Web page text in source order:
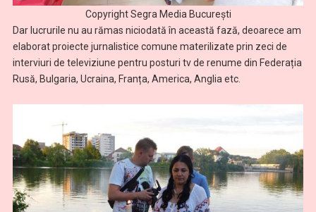
Copyright Segra Media București
Dar lucrurile nu au rămas niciodată în această fază, deoarece am
elaborat proiecte jurnalistice comune materilizate prin zeci de
interviuri de televiziune pentru posturi tv de renume din Federația
Rusă, Bulgaria, Ucraina, Franța, America, Anglia etc.